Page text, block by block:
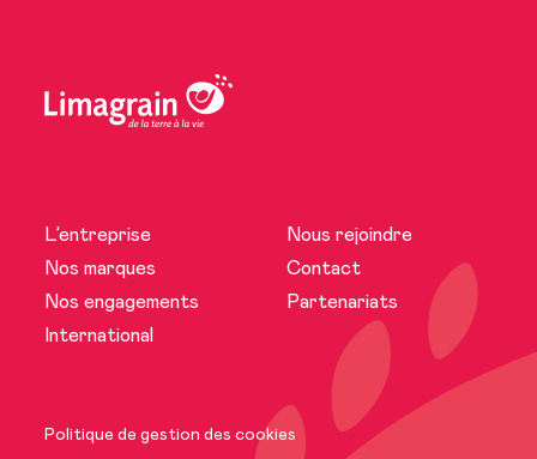
L’entreprise
Actualités
Nos marques
L’entreprise
Nos marques
Nos engagements
International
Nous rejoindre
Contact
Partenariats
Politique de gestion des cookies